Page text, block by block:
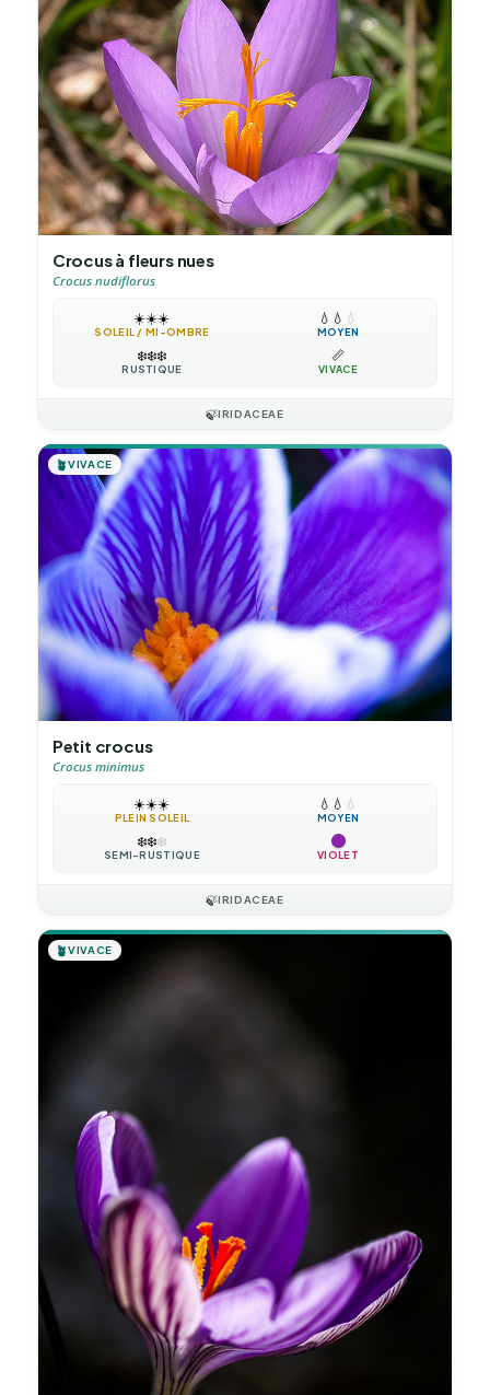
Crocus à fleurs nues
Crocus nudiflorus
☀️☀️☀️
SOLEIL / MI-OMBRE
💧 💧 💧
MOYEN
❄️❄️❄️
RUSTIQUE
📏
VIVACE
🍃IRIDACEAE
🪴VIVACE
Petit crocus
Crocus minimus
☀️☀️☀️
PLEIN SOLEIL
💧 💧 💧
MOYEN
❄️❄️❄️
SEMI-RUSTIQUE VIOLET
🍃IRIDACEAE
🪴VIVACE